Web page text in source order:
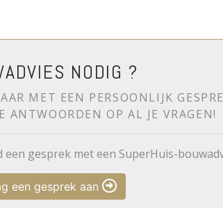
NODIG ?
MET EEN PERSOONLIJK
ANTWOORDEN OP AL JE VRAGEN!
gesprek met een SuperHuis-
een gesprek aan